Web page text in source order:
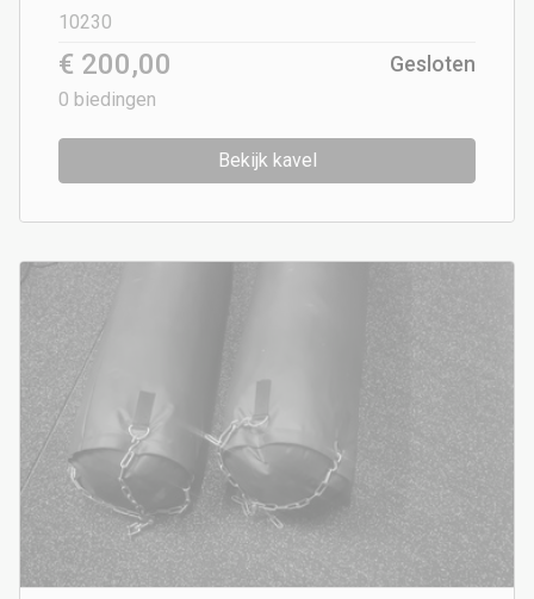
10230
€ 200,00
0 biedingen
Gesloten
Bekijk kavel